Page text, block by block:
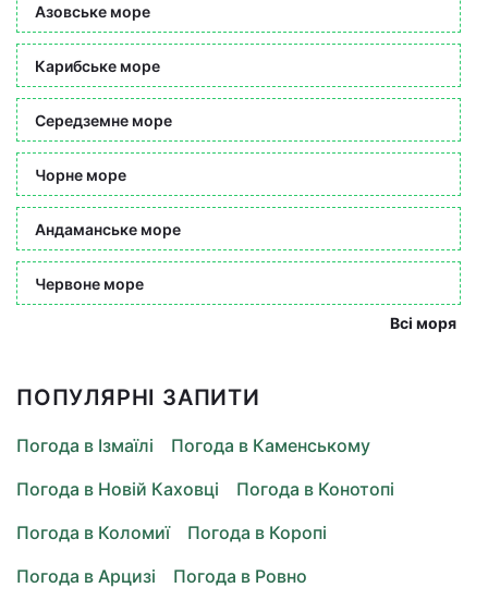
Азовське море
Карибське море
Середземне море
Чорне море
Андаманське море
Червоне море
Всі моря
ПОПУЛЯРНІ ЗАПИТИ
Погода в Ізмаїлі
Погода в Каменському
Погода в Новій Каховці
Погода в Конотопі
Погода в Коломиї
Погода в Коропі
Погода в Арцизі
Погода в Ровно